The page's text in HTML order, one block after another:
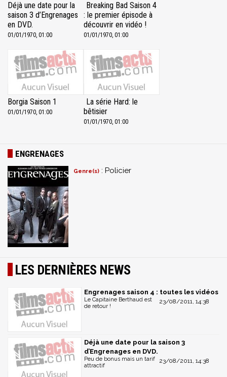
Déjà une date pour la
saison 3 d’Engrenages
en DVD.
01/01/1970, 01:00
Breaking Bad Saison 4
: le premier épisode à
découvrir en vidéo !
01/01/1970, 01:00
Borgia Saison 1
01/01/1970, 01:00
La série Hard: le
bêtisier
01/01/1970, 01:00
ENGRENAGES
Genre(s) : Policier
LES DERNIÈRES NEWS
Engrenages saison 4 : toutes les vidéos
23/08/2011, 14:38
Le Capitaine Berthaud est
de retour !
Déjà une date pour la saison 3
d’Engrenages en DVD.
23/08/2011, 14:38
Peu de bonus mais un tarif
attractif